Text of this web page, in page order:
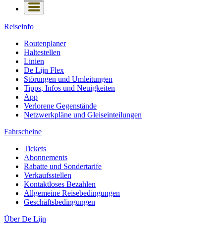
Reiseinfo
Routenplaner
Haltestellen
Linien
De Lijn Flex
Störungen und Umleitungen
Tipps, Infos und Neuigkeiten
App
Verlorene Gegenstände
Netzwerkpläne und Gleiseinteilungen
Fahrscheine
Tickets
Abonnements
Rabatte und Sondertarife
Verkaufsstellen
Kontaktloses Bezahlen
Allgemeine Reisebedingungen
Geschäftsbedingungen
Über De Lijn